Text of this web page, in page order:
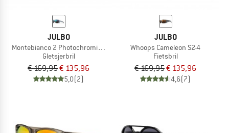
JULBO
Montebianco 2 Photochromic S 2-4 (VLT 7-35%)
Gletsjerbril
€ 169,95€ 135,96
5,0(2)
JULBO
Whoops Cameleon S2-4
Fietsbril
€ 169,95€ 135,96
4,6(7)